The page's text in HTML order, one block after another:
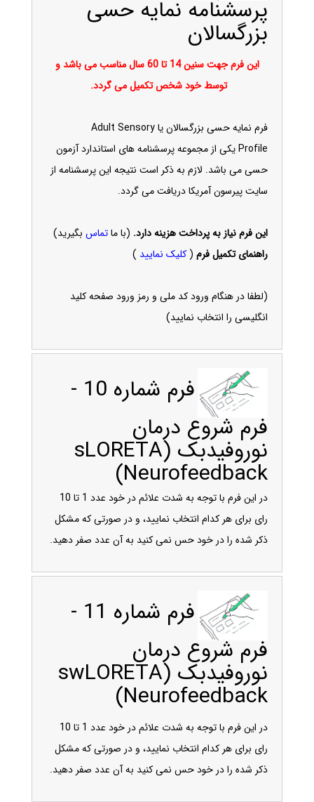
پرسشنامه نمایه حسی
بزرگسالان
این فرم جهت سنین 14 تا 60 سال مناسب می باشد و
توسط خود شخص تکمیل می گردد.
فرم نمایه حسی بزرگسالان یا AdultSensory
Profileیکی از مجموعه پرسشنامه های استاندارد آزمون
حسی می باشد. لازم به ذکر است نتیجه این پرسشنامه از
سایت پیرسون آمریکا دریافت می گردد.
این فرم نیاز به پرداخت هزینه دارد. (با ماتماس بگیرید)
راهنمای تکمیل فرم ( کلیک نمایید )
(لطفا در هنگام ورود کد ملی و رمز ورود صفحه کلید
انگلیسی را انتخاب نمایید)
فرم شماره 10 -
فرم شروع درمان
نوروفیدبک (sLORETA
Neurofeedback)
در این فرم با توجه به شدت علائم در خود عدد 1 تا 10
رای برای هر کدام انتخاب نمایید، و در صورتی که مشکل
ذکر شده را در خود حس نمی کنید به آن عدد صفر دهید.
فرم شماره 11 -
فرم شروع درمان
نوروفیدبک (swLORETA
Neurofeedback)
در این فرم با توجه به شدت علائم در خود عدد 1 تا 10
رای برای هر کدام انتخاب نمایید، و در صورتی که مشکل
ذکر شده را در خود حس نمی کنید به آن عدد صفر دهید.